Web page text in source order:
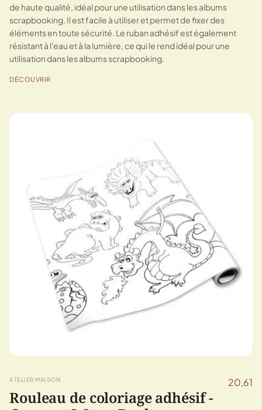
de haute qualité, idéal pour une utilisation dans les albums
scrapbooking. Il est facile à utiliser et permet de fixer des
éléments en toute sécurité. Le ruban adhésif est également
résistant à l'eau et à la lumière, ce qui le rend idéal pour une
utilisation dans les albums scrapbooking.
DÉCOUVRIR
ATELIER MAISON 20,61
Rouleau de coloriage adhésif -